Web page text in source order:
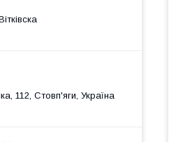
112, Стовп'яги, Україна